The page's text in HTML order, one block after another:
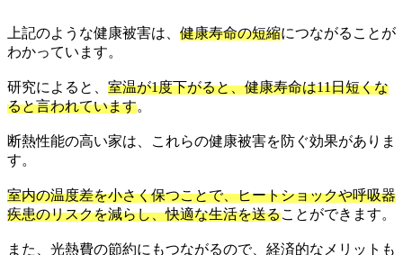
上記のような健康被害は、 健康寿命の短縮につながることが
わかっています。
研究によると、 室温が1度下がると、健康寿命は11日短くな
ると言われています。
断熱性能の高い家は、これらの健康被害を防ぐ効果がありま
す。
室内の温度差を小さく保つことで、ヒートショックや呼吸器
疾患のリスクを減らし、快適な生活を送ることができます。
また、光熱費の節約にもつながるので、経済的なメリットも